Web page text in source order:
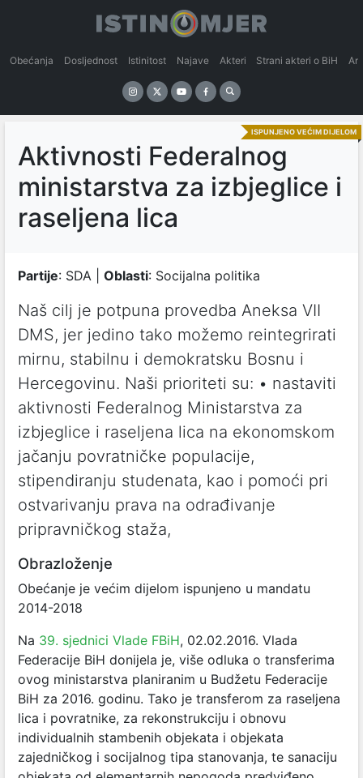
Obećanja Dosljednost Istinitost Najave Akteri Strani akteri o BiH
ISPUNJENO VEĆIM DIJELOM
Aktivnosti Federalnog
ministarstva za izbjeglice i
raseljena lica
Partije: SDA | Oblasti: Socijalna politika
Naš cilj je potpuna provedba Aneksa VII
DMS, jer jedino tako možemo reintegrirati
mirnu, stabilnu i demokratsku Bosnu i
Hercegovinu. Naši prioriteti su: • nastaviti
aktivnosti Federalnog Ministarstva za
izbjeglice i raseljena lica na ekonomskom
jačanju povratničke populacije,
stipendiranju studenata, kao i pomoći pri
ostvarivanju prava na odrađivanje
pripravničkog staža,
Obrazloženje
Obećanje je većim dijelom ispunjeno u mandatu
2014-2018
Na 39. sjednici Vlade FBiH, 02.02.2016. Vlada
Federacije BiH donijela je, više odluka o transferima
ovog ministarstva planiranim u Budžetu Federacije
BiH za 2016. godinu. Tako je transferom za raseljena
lica i povratnike, za rekonstrukciju i obnovu
individualnih stambenih objekata i objekata
zajedničkog i socijalnog tipa stanovanja, te sanaciju